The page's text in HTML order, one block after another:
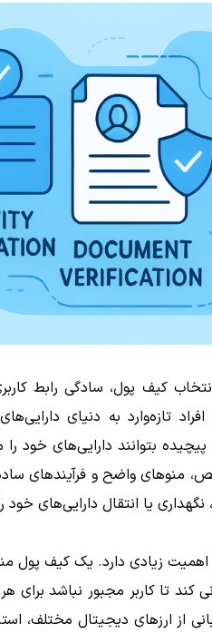
کیف پول، سادگی رابط
تازه‌وارد به دنیای
بتوانند دارایی‌های خود
منوهای واضح و فرآیندهای
نگهداری یا انتقال دارایی‌های خود
اهمیت زیادی دارد. یک کیف پول
کند تا کاربر مجبور نباشد برای
از ارزهای دیجیتال مختلف،